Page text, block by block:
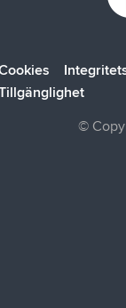
©